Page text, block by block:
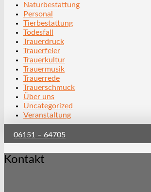
Naturbestattung
Personal
Tierbestattung
Todesfall
Trauerdruck
Trauerfeier
Trauerkultur
Trauermusik
Trauerrede
Trauerschmuck
Über uns
Uncategorized
Veranstaltung
06151 – 64705
Kontakt